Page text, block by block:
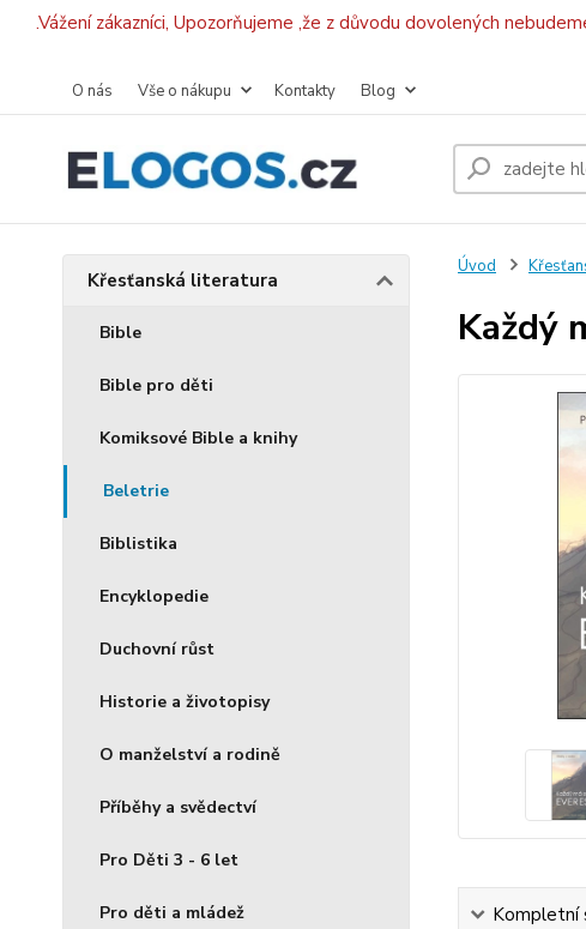
.Vážení zákazníci, Upozorňujeme ,že z důvodu dovolených
O nás Vše o nákupu Kontakty Blog
Křesťanská literatura
Bible
Bible pro děti
Komiksové Bible a knihy
Beletrie
Biblistika
Encyklopedie
Duchovní růst
Historie a životopisy
O manželství a rodině
Příběhy a svědectví
Pro Děti 3 - 6 let
Pro děti a mládež
Úvod
Každý
Kompletní